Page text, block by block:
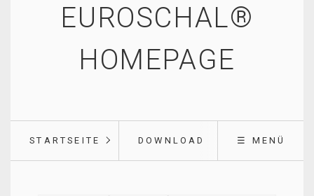
EUROSCHAL®
HOMEPAGE
STARTSEITE DOWNLOAD ☰ MENÜ